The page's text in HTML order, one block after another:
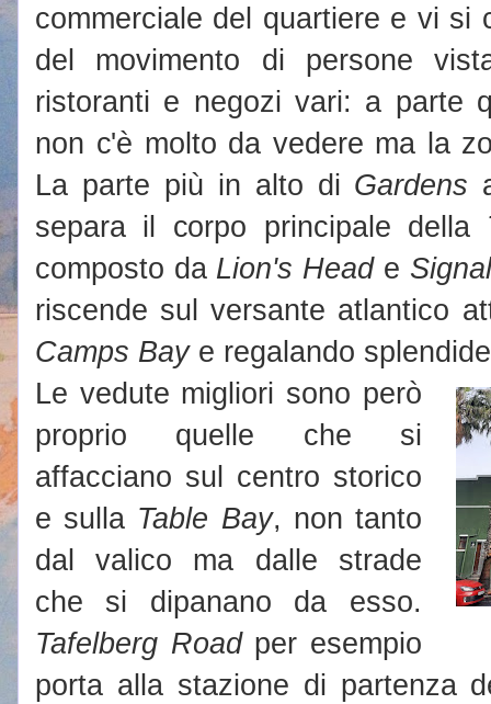
commerciale del quartiere e vi si
del movimento di persone
ristoranti e negozi vari: a parte
non c'è molto da vedere ma la
La parte più in alto di Gardens
separa il corpo principale della
composto da Lion's Heade
riscende sul versante atlantico
Camps Baye regalando
Le vedute migliori sono però
proprio quelle che si
affacciano sul centro storico
e sulla Table Bay, non tanto
dal valico ma dalle strade
che si dipanano da esso.
Tafelberg Roadper esempio
porta alla stazione di partenza